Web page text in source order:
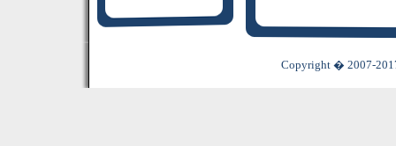
Copyright � 2007-